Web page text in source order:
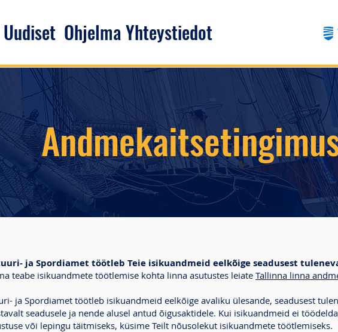
Uudiset OhjelmaYhteystiedot
ja Spordiamet töötleb Teie isikuandmeid eelkõige seadusest
teabe isikuandmete töötlemise kohta linna asutustes leiate Tallinna linna
ja Spordiamet töötleb isikuandmeid eelkõige avaliku ülesande, seadusest
seadusele ja nende alusel antud õigusaktidele. Kui isikuandmeid ei
või lepingu täitmiseks, küsime Teilt nõusolekut isikuandmete töötlemiseks.